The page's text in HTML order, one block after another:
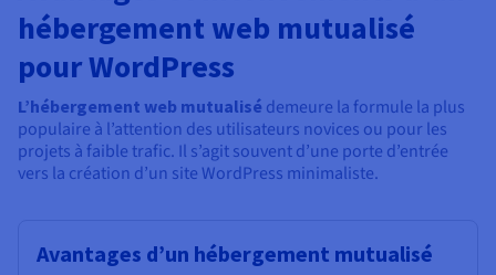
hébergement web mutualisé
pour WordPress
L’hébergement web mutualisé demeure la formule la plus
populaire à l’attention des utilisateurs novices ou pour les
projets à faible trafic. Il s’agit souvent d’une porte d’entrée
vers la création d’un site WordPress minimaliste.
Avantages d’un hébergement mutualisé